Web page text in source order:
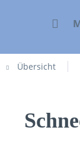
Übersicht